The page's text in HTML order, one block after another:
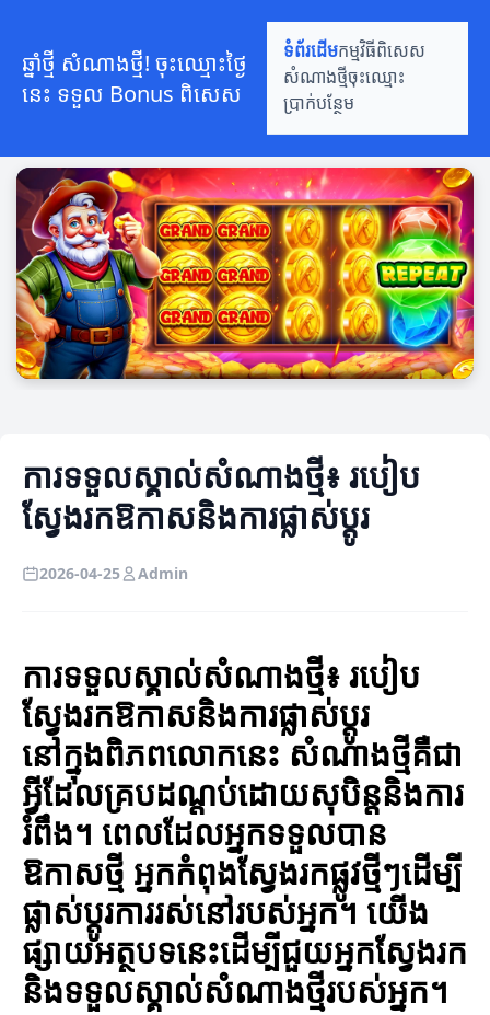
ឆ្នាំថ្មី សំណាងថ្មី! ចុះឈ្មោះថ្ងៃ
នេះ ទទួល Bonus ពិសេស
ទំព័រដើមកម្មវិធីពិសេស
សំណាងថ្មីចុះឈ្មោះ
ប្រាក់បន្ថែម
ការទទួលស្គាល់សំណាងថ្មី៖ របៀប
ស្វែងរកឱកាសនិងការផ្លាស់ប្តូរ
2026-04-25 Admin
ការទទួលស្គាល់សំណាងថ្មី៖ របៀប
ស្វែងរកឱកាសនិងការផ្លាស់ប្តូរ
នៅក្នុងពិភពលោកនេះ សំណាងថ្មីគឺជា
អ្វីដែលគ្របដណ្ដប់ដោយសុបិន្តនិងការ
រំពឹង។ ពេលដែលអ្នកទទួលបាន
ឱកាសថ្មី អ្នកកំពុងស្វែងរកផ្លូវថ្មីៗដើម្បី
ផ្លាស់ប្តូរការរស់នៅរបស់អ្នក។ យើង
ផ្សាយអត្ថបទនេះដើម្បីជួយអ្នកស្វែងរក
និងទទួលស្គាល់សំណាងថ្មីរបស់អ្នក។